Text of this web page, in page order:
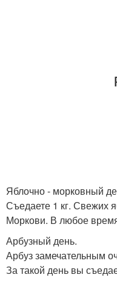
Яблочно - морковный
Съедаете 1 кг. Свежих
Моркови. В любое
Арбузный день.
Арбуз замечательным
За такой день вы